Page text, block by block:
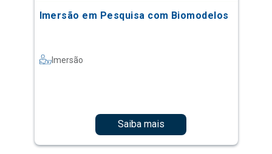
Imersão em Pesquisa com Biomodelos
Imersão
Saiba mais